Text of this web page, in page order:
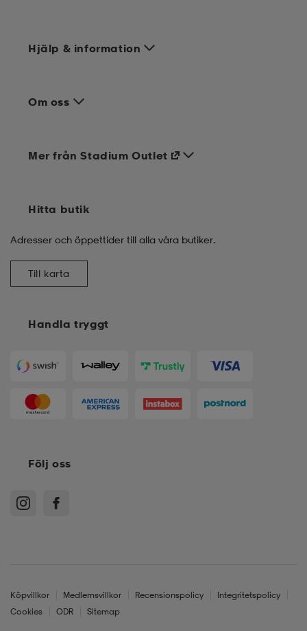
Hjälp & information
Om oss
Handla tryggt
Mer från Stadium Outlet
Hitta butik
Adresser och öppettider till alla våra butiker.
Till karta
Följ oss
Köpvillkor Medlemsvillkor Recensionspolicy
Integritetspolicy
Cookies
ODR Sitemap